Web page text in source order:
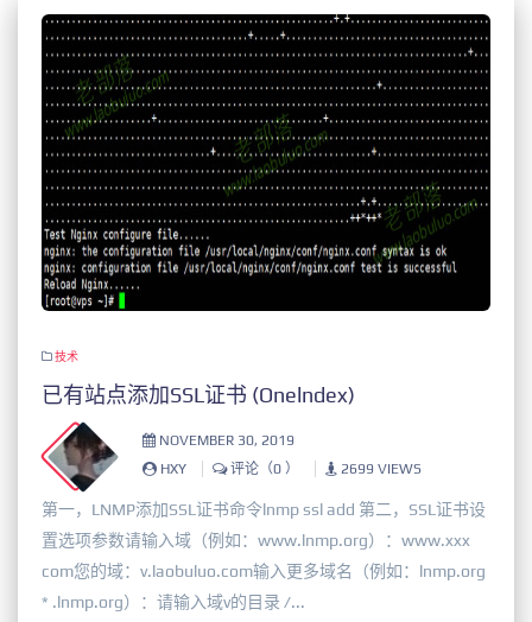
技术
已有站点添加SSL证书 (Onelndex)
NOVEMBER 30, 2019
HXY
评论（0 ） 2699 VIEWS
第一，LNMP添加SSL证书命令lnmp ssl add 第二，SSL证书设
置选项参数请输入域（例如：www.lnmp.org）：www.xxx
com您的域：v.laobuluo.com输入更多域名（例如：lnmp.org
* .lnmp.org）：请输入域v的目录 /...